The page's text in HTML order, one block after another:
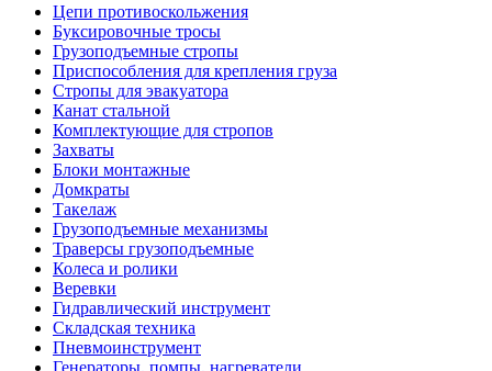
Цепи противоскольжения
Буксировочные тросы
Грузоподъемные стропы
Приспособления для крепления груза
Стропы для эвакуатора
Канат стальной
Комплектующие для стропов
Захваты
Блоки монтажные
Домкраты
Такелаж
Грузоподъемные механизмы
Траверсы грузоподъемные
Колеса и ролики
Веревки
Гидравлический инструмент
Складская техника
Пневмоинструмент
Генераторы, помпы, нагреватели